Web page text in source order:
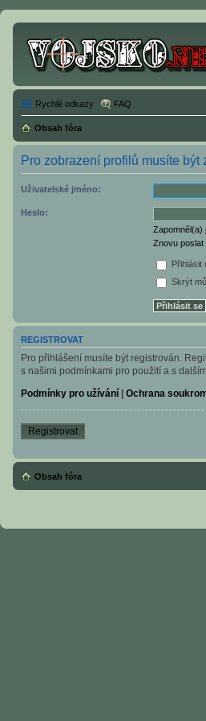
Rychlé odkazy FAQ
Obsah fóra
Pro zobrazení profilů musíte
Uživatelské jméno:
Heslo:
Zapomněl(a)
Znovu
Přihlásit
Skrýt
REGISTROVAT
Pro přihlášení musíte být registrován.
s našimi podmínkami pro použití a s
Podmínky pro užívání
Ochrana
Registrovat
Obsah fóra